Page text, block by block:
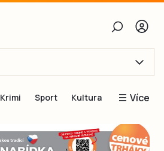
Obnovit heslo
Krimi Sport Kultura Více
Inspirace